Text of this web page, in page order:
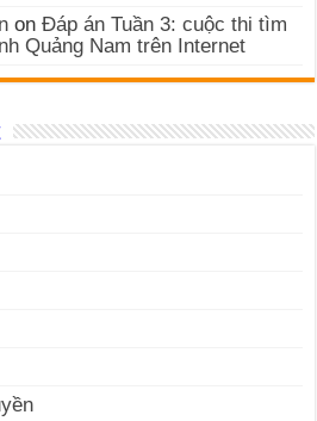
onĐáp án Tuần 3: cuộc thi tìm
Quảng Nam trên Internet